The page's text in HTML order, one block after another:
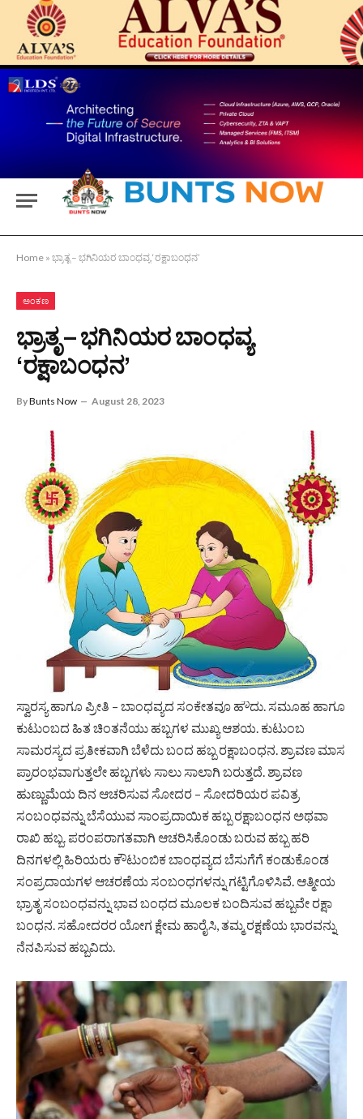
Home » ಭ್ರಾತೃ – ಭಗಿನಿಯರ ಬಾಂಧವ್ಯ ‘ರಕ್ಷಾಬಂಧನ’
ಅಂಕಣ
ಭ್ರಾತೃ – ಭಗಿನಿಯರ ಬಾಂಧವ್ಯ
‘ರಕ್ಷಾಬಂಧನ’
ByBunts Now August 28, 2023
ಹಬ್ಬಗಳ ಆಚರಣೆ ಕೇವಲ ಧಾರ್ಮಿಕತೆಗಳಿಗಷ್ಟೇ ಸೀಮಿತವಾಗಿರದೆ ಜೀವನದ
ಸ್ವಾರಸ್ಯ ಹಾಗೂ ಪ್ರೀತಿ – ಬಾಂಧವ್ಯದ ಸಂಕೇತವೂ ಹೌದು. ಸಮೂಹ ಹಾಗೂ
ಕುಟುಂಬದ ಹಿತ ಚಿಂತನೆಯು ಹಬ್ಬಗಳ ಮುಖ್ಯ ಆಶಯ. ಕುಟುಂಬ
ಸಾಮರಸ್ಯದ ‌ಪ್ರತೀಕವಾಗಿ‌ ಬೆಳೆದು‌ ಬಂದ ಹಬ್ಬ ರಕ್ಷಾಬಂಧನ. ಶ್ರಾವಣ ಮಾಸ
ಪ್ರಾರಂಭವಾಗುತ್ತಲೇ ಹಬ್ಬಗಳು ಸಾಲು ಸಾಲಾಗಿ ಬರುತ್ತದೆ. ಶ್ರಾವಣ
ಹುಣ್ಣುಮೆಯ ದಿನ ಆಚರಿಸುವ ಸೋದರ – ಸೋದರಿಯರ ಪವಿತ್ರ
ಸಂಬಂಧವನ್ನು ಬೆಸೆಯುವ ಸಾಂಪ್ರದಾಯಿಕ ಹಬ್ಬ ರಕ್ಷಾಬಂಧನ ಅಥವಾ
ರಾಖಿ ಹಬ್ಬ. ಪರಂಪರಾಗತವಾಗಿ ಆಚರಿಸಿಕೊಂಡು ಬರುವ ಹಬ್ಬ ಹರಿ
ದಿನಗಳಲ್ಲಿ ಹಿರಿಯರು ಕೌಟುಂಬಿಕ ಬಾಂಧವ್ಯದ ಬೆಸುಗೆಗೆ ಕಂಡುಕೊಂಡ
ಸಂಪ್ರದಾಯಗಳ ಆಚರಣೆಯ ಸಂಬಂಧಗಳನ್ನು ಗಟ್ಟಿಗೊಳಿಸಿವೆ. ಆತ್ಮೀಯ
ಭ್ರಾತೃ ಸಂಬಂಧವನ್ನು ಭಾವ ಬಂಧದ ಮೂಲಕ ಬಂದಿಸುವ ಹಬ್ಬವೇ ರಕ್ಷಾ
ಬಂಧನ. ಸಹೋದರರ ಯೋಗ ಕ್ಷೇಮ ಹಾರೈಸಿ, ತಮ್ಮ ರಕ್ಷಣೆಯ ಭಾರವನ್ನು
ನೆನಪಿಸುವ ಹಬ್ಬವಿದು.